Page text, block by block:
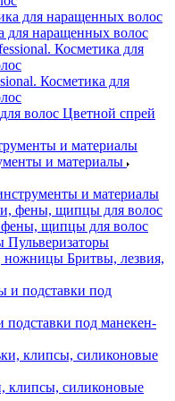
для наращенных волос
Косметика для
Цветной спрей
и материалы
и материалы
щипцы для волос
Пульверизаторы
Бритвы, лезвия,
под манекен-
силиконовые